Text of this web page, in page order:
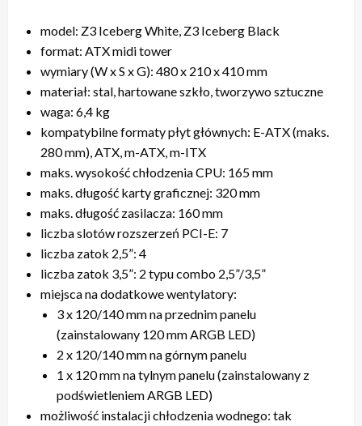
model: Z3 Iceberg White, Z3 Iceberg Black
format: ATX midi tower
wymiary (W x S x G): 480 x 210 x 410 mm
materiał: stal, hartowane szkło, tworzywo sztuczne
waga: 6,4 kg
kompatybilne formaty płyt głównych: E-ATX (maks.
280 mm), ATX, m-ATX, m-ITX
maks. wysokość chłodzenia CPU: 165 mm
maks. długość karty graficznej: 320 mm
maks. długość zasilacza: 160 mm
liczba slotów rozszerzeń PCI-E: 7
liczba zatok 2,5”: 4
liczba zatok 3,5”: 2 typu combo 2,5”/3,5”
miejsca na dodatkowe wentylatory:
3 x 120/140 mm na przednim panelu
(zainstalowany 120 mm ARGB LED)
2 x 120/140 mm na górnym panelu
1 x 120 mm na tylnym panelu (zainstalowany z
podświetleniem ARGB LED)
możliwość instalacji chłodzenia wodnego: tak